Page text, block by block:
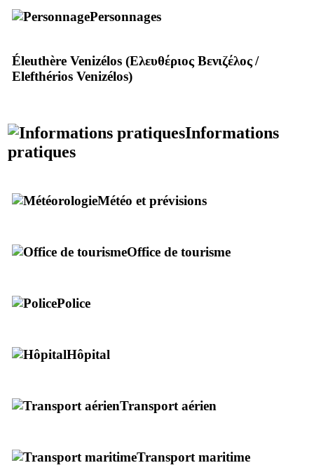
Personnages
Éleuthère Venizélos (Ελευθέριος Βενιζέλος/
Elefthérios Venizélos)
Informations
pratiques
Météo et prévisions
Office de tourisme
Police
Hôpital
Transport aérien
Transport maritime